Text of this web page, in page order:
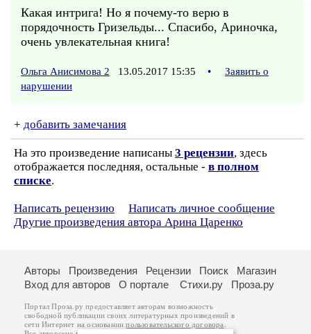
Какая интрига! Но я почему-то верю в
порядочность Гризельды... Спасибо, Ариночка,
очень увлекательная книга!
Ольга Анисимова 2 13.05.2017 15:35 •
Заявить о
нарушении
+ добавить замечания
На это произведение написаны 3 рецензии, здесь
отображается последняя, остальные - в полном
списке.
Написать рецензию
Написать личное сообщение
Другие произведения автора Арина Царенко
Авторы Произведения Рецензии Поиск
Магазин
Вход для авторов
О портале Стихи.ру Проза.ру
Портал Проза.ру предоставляет авторам возможность
свободной публикации своих литературных произведений в
сети Интернет на основаниипользовательского договора